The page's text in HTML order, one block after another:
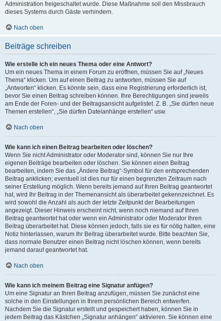
Administration freigeschaltet wurde. Diese Maßnahme soll den Missbrauch
dieses Systems durch Gäste verhindern.
Nach oben
Beiträge schreiben
Wie erstelle ich ein neues Thema oder eine Antwort?
Um ein neues Thema in einem Forum zu eröffnen, müssen Sie auf „Neues
Thema“ klicken. Um auf einen Beitrag zu antworten, müssen Sie auf
„Antworten“ klicken. Es könnte sein, dass eine Registrierung erforderlich ist,
bevor Sie einen Beitrag schreiben können. Ihre Berechtigungen sind jeweils
am Ende der Foren- und der Beitragsansicht aufgelistet. Z. B. „Sie dürfen neue
Themen erstellen“, „Sie dürfen Dateianhänge erstellen“ usw.
Nach oben
Wie kann ich einen Beitrag bearbeiten oder löschen?
Wenn Sie nicht Administrator oder Moderator sind, können Sie nur Ihre
eigenen Beiträge bearbeiten oder löschen. Sie können einen Beitrag
bearbeiten, indem Sie das „Ändere Beitrag“-Symbol für den entsprechenden
Beitrag anklicken; eventuell ist dies nur für einen begrenzten Zeitraum nach
seiner Erstellung möglich. Wenn bereits jemand auf Ihren Beitrag geantwortet
hat, wird Ihr Beitrag in der Themenansicht als überarbeitet gekennzeichnet. Es
wird sowohl die Anzahl als auch der letzte Zeitpunkt der Bearbeitungen
angezeigt. Dieser Hinweis erscheint nicht, wenn noch niemand auf Ihren
Beitrag geantwortet hat oder wenn ein Administrator oder Moderator Ihren
Beitrag überarbeitet hat. Diese können jedoch, falls sie es für nötig halten, eine
Notiz hinterlassen, warum Ihr Beitrag überarbeitet wurde. Bitte beachten Sie,
dass normale Benutzer einen Beitrag nicht löschen können, wenn bereits
jemand darauf geantwortet hat.
Nach oben
Wie kann ich meinem Beitrag eine Signatur anfügen?
Um eine Signatur an Ihren Beitrag anzufügen, müssen Sie zunächst eine
solche in den Einstellungen in Ihrem persönlichen Bereich entwerfen.
Nachdem Sie die Signatur erstellt und gespeichert haben, können Sie in
jedem Beitrag das Kästchen „Signatur anhängen“ aktivieren. Sie können eine